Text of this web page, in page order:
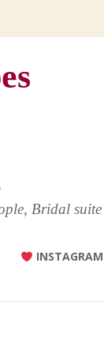
Bridal suite
INSTAGRAM